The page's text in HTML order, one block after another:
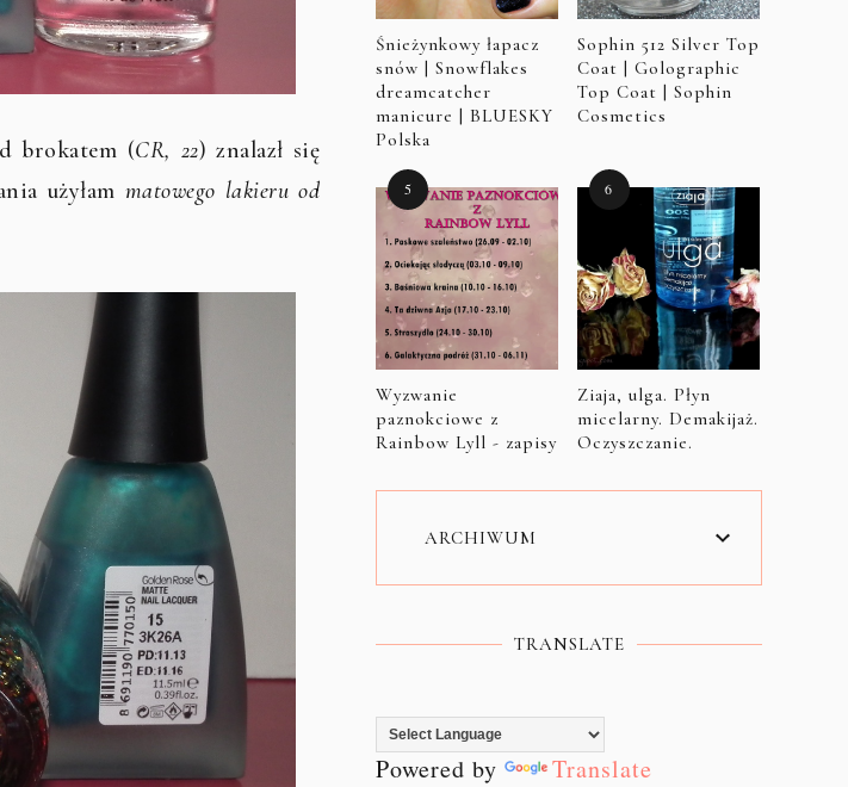
brokatem (CR, 22) znalazł się
użyłam matowego lakieru od
Śnieżynkowy łapacz
snów | Snowflakes
dreamcatcher
manicure | BLUESKY
Polska
Sophin 512 Silver Top
Coat | Golographic
Top Coat | Sophin
Cosmetics
Wyzwanie
paznokciowe z
Rainbow Lyll - zapisy
Ziaja, ulga. Płyn
micelarny. Demakijaż.
Oczyszczanie.
ARCHIWUM
TRANSLATE
Powered by Translate